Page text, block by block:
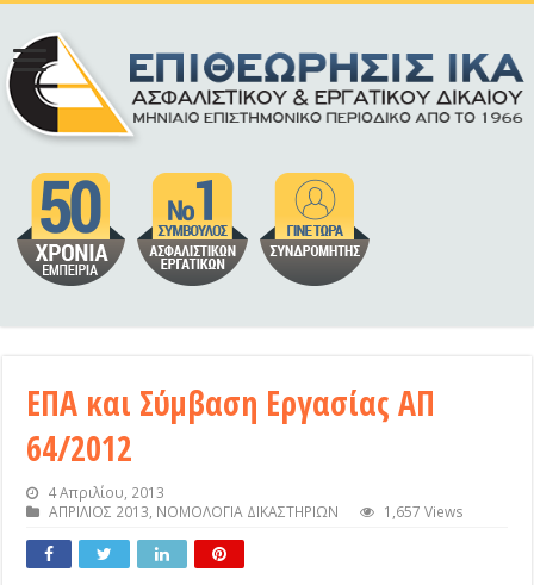
ΕΠΑ και Σύμβαση Εργασίας ΑΠ
64/2012
4 Απριλίου, 2013
ΑΠΡΙΛΙΟΣ 2013, ΝΟΜΟΛΟΓΙΑ ΔΙΚΑΣΤΗΡΙΩΝ 1,657 Views